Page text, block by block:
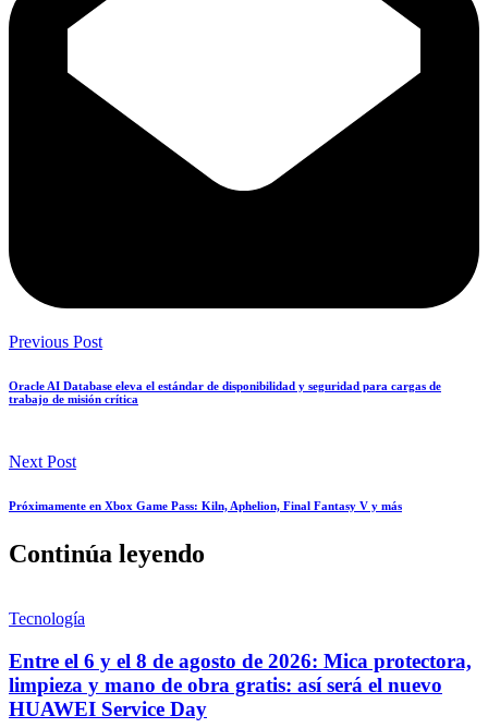
Previous Post
Oracle AI Database eleva el estándar de disponibilidad y seguridad para cargas de
trabajo de misión crítica
Next Post
Próximamente en Xbox Game Pass: Kiln, Aphelion, Final Fantasy V y más
Continúa leyendo
Tecnología
Entre el 6 y el 8 de agosto de 2026: Mica protectora,
limpieza y mano de obra gratis: así será el nuevo
HUAWEI Service Day